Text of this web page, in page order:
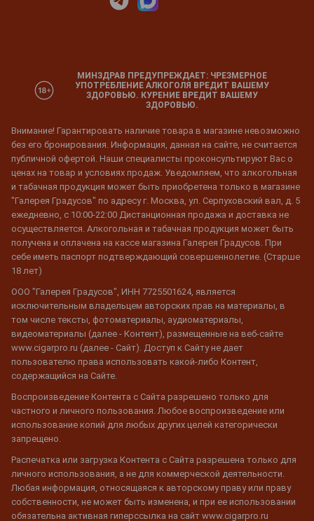
МИНЗДРАВ ПРЕДУПРЕЖДАЕТ: ЧРЕЗМЕРНОЕ
УПОТРЕБЛЕНИЕ АЛКОГОЛЯ ВРЕДИТ ВАШЕМУ
ЗДОРОВЬЮ. КУРЕНИЕ ВРЕДИТ ВАШЕМУ
ЗДОРОВЬЮ.
Внимание! Гарантировать наличие товара в магазине невозможно
без его бронирования. Информация, данная на сайте, не считается
публичной офертой. Наши специалисты проконсультируют Вас о
ценах на товар и условиях продаж. Уведомляем, что алкогольная
и табачная продукция может быть приобретена только в магазине
"Галерея Градусов" по адресу г. Москва, ул. Серпуховский вал, д. 5
ежедневно, с 10:00-22:00 Дистанционная продажа и доставка не
осуществляется. Алкогольная и табачная продукция может быть
получена и оплачена на кассе магазина Галерея Градусов. При
себе иметь паспорт подтверждающий совершеннолетие. (Старше
18 лет)
ООО "Галерея Градусов", ИНН 7725501624, является
исключительным владельцем авторских прав на материалы, в
том числе тексты, фотоматериалы, аудиоматериалы,
видеоматериалы (далее - Контент), размещенные на веб-сайте
www.cigarpro.ru (далее - Сайт). Доступ к Сайту не дает
пользователю права использовать какой-либо Контент,
содержащийся на Сайте.
Воспроизведение Контента с Сайта разрешено только для
частного и личного пользования. Любое воспроизведение или
использование копий для любых других целей категорически
запрещено.
Распечатка или загрузка Контента с Сайта разрешена только для
личного использования, а не для коммерческой деятельности.
Любая информация, относящаяся к авторскому праву или праву
собственности, не может быть изменена, и при ее использовании
обязательна активная гиперссылка на сайт www.cigarpro.ru